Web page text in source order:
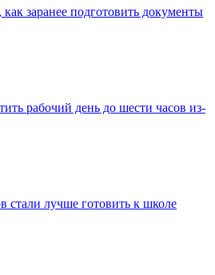
заранее подготовить документы
рабочий день до шести часов из-
стали лучше готовить к школе